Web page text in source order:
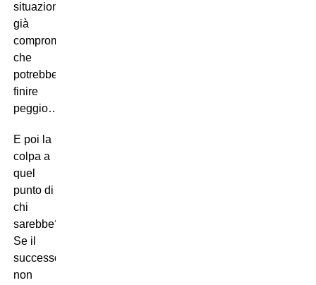
situazione
già
compromessa,
che
potrebbe
finire
peggio…
E poi la
colpa a
quel
punto di
chi
sarebbe?
Se il
successore
non